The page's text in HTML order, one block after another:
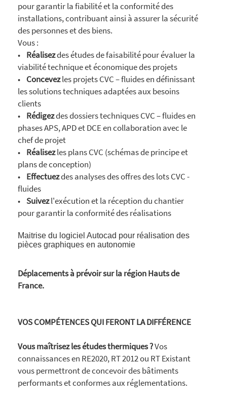
pour garantir la fiabilité et la conformité des
installations, contribuant ainsi à assurer la sécurité
des personnes et des biens.
Vous :
• Réalisezdes études de faisabilité pour évaluer la
viabilité technique et économique des projets
• Concevezles projets CVC – fluides en définissant
les solutions techniques adaptées aux besoins
clients
• Rédigezdes dossiers techniques CVC – fluides en
phases APS, APD et DCE en collaboration avec le
chef de projet
• Réalisezles plans CVC (schémas de principe et
plans de conception)
• Effectuezdes analyses des offres des lots CVC -
fluides
• Suivezl'exécution et la réception du chantier
pour garantir la conformité des réalisations
Maitrise du logiciel Autocad pour réalisation des
pièces graphiques en autonomie
Déplacements à prévoir sur la région Hauts de
France.
VOS COMPÉTENCES QUI FERONT LA DIFFÉRENCE
Vous maîtrisez les études thermiques ?Vos
connaissances en RE2020, RT 2012 ou RT Existant
vous permettront de concevoir des bâtiments
performants et conformes aux réglementations.